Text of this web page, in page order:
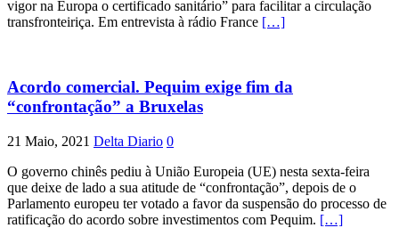
vigor na Europa o certificado sanitário” para facilitar a circulação
transfronteiriça. Em entrevista à rádio France […]
Acordo comercial. Pequim exige fim da
“confrontação” a Bruxelas
21 Maio, 2021 Delta Diario 0
O governo chinês pediu à União Europeia (UE) nesta sexta-feira
que deixe de lado a sua atitude de “confrontação”, depois de o
Parlamento europeu ter votado a favor da suspensão do processo de
ratificação do acordo sobre investimentos com Pequim. […]